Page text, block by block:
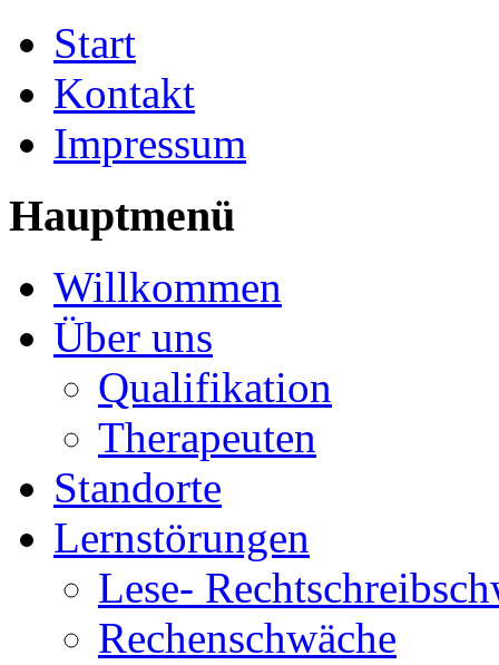
Start
Kontakt
Impressum
Hauptmenü
Willkommen
Über uns
Qualifikation
Therapeuten
Standorte
Lernstörungen
Lese-
Rechenschwäche